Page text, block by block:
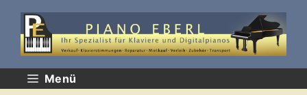
springen
Menü